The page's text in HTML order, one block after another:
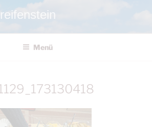
Menü